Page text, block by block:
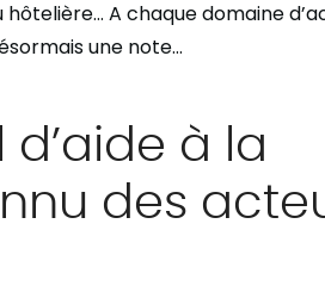
A chaque domaine
une note…
à la
des